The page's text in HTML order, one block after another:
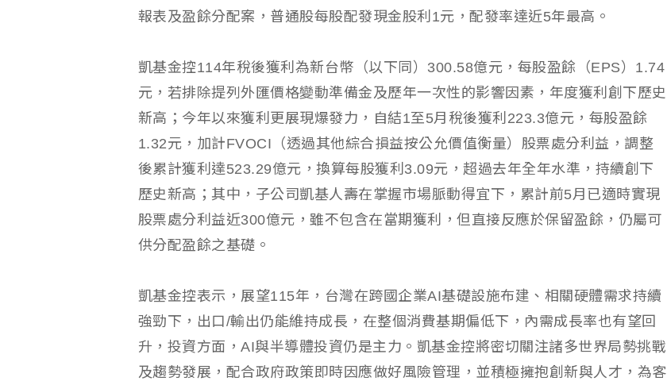
報表及盈餘分配案，普通股每股配發現金股利1元，配發率達近5年最高。
凱基金控114年稅後獲利為新台幣（以下同）300.58億元，每股盈餘（EPS）1.74
元，若排除提列外匯價格變動準備金及歷年一次性的影響因素，年度獲利創下歷史
新高；今年以來獲利更展現爆發力，自結1至5月稅後獲利223.3億元，每股盈餘
1.32元，加計FVOCI（透過其他綜合損益按公允價值衡量）股票處分利益，調整
後累計獲利達523.29億元，換算每股獲利3.09元，超過去年全年水準，持續創下
歷史新高；其中，子公司凱基人壽在掌握市場脈動得宜下，累計前5月已適時實現
股票處分利益近300億元，雖不包含在當期獲利，但直接反應於保留盈餘，仍屬可
供分配盈餘之基礎。
凱基金控表示，展望115年，台灣在跨國企業AI基礎設施布建、相關硬體需求持續
強勁下，出口/輸出仍能維持成長，在整個消費基期偏低下，內需成長率也有望回
升，投資方面，AI與半導體投資仍是主力。凱基金控將密切關注諸多世界局勢挑戰
及趨勢發展，配合政府政策即時因應做好風險管理，並積極擁抱創新與人才，為客